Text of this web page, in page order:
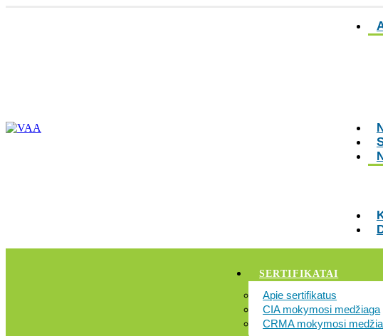
SERTIFIKATAI
Apie sertifikatus
CIA mokymosi medžiaga
CRMA mokymosi